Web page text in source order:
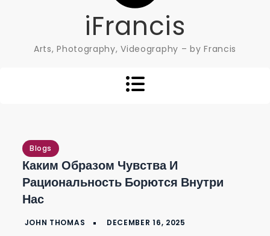
iFrancis
Arts, Photography, Videography – by Francis
Blogs
Каким Образом Чувства И
Рациональность Борются Внутри
Нас